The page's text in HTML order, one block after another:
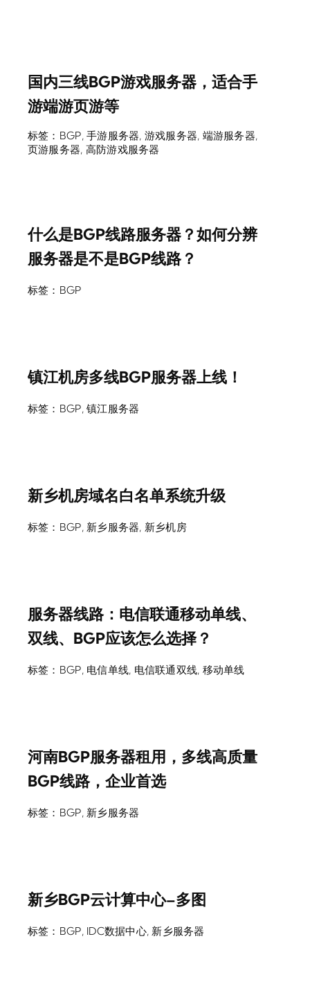
国内三线BGP游戏服务器，适合手
游端游页游等
标签： BGP,手游服务器, 游戏服务器, 端游服务器,
页游服务器, 高防游戏服务器
什么是BGP线路服务器？如何分辨
服务器是不是BGP线路？
标签： BGP
镇江机房多线BGP服务器上线！
标签： BGP,镇江服务器
新乡机房域名白名单系统升级
标签： BGP, 新乡服务器, 新乡机房
服务器线路：电信联通移动单线、
双线、BGP应该怎么选择？
标签： BGP, 电信单线, 电信联通双线, 移动单线
河南BGP服务器租用，多线高质量
BGP线路，企业首选
标签： BGP, 新乡服务器
新乡BGP云计算中心–多图
标签： BGP, IDC数据中心, 新乡服务器